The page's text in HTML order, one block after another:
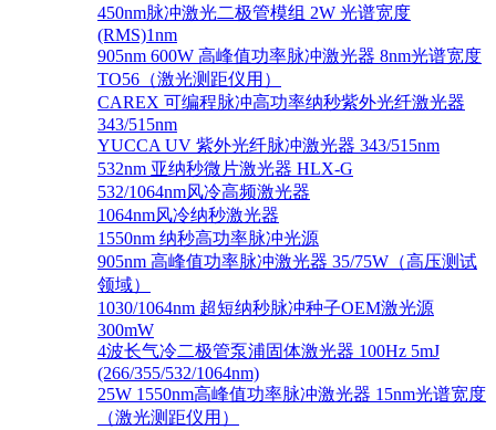
450nm脉冲激光二极管模组 2W 光谱宽度
(RMS)1nm
905nm 600W 高峰值功率脉冲激光器 8nm光谱宽度
TO56（激光测距仪用）
CAREX 可编程脉冲高功率纳秒紫外光纤激光器
343/515nm
YUCCA UV 紫外光纤脉冲激光器 343/515nm
532nm 亚纳秒微片激光器 HLX-G
532/1064nm风冷高频激光器
1064nm风冷纳秒激光器
1550nm 纳秒高功率脉冲光源
905nm 高峰值功率脉冲激光器 35/75W（高压测试
领域）
1030/1064nm 超短纳秒脉冲种子OEM激光源
300mW
4波长气冷二极管泵浦固体激光器 100Hz 5mJ
(266/355/532/1064nm)
25W 1550nm高峰值功率脉冲激光器 15nm光谱宽度
（激光测距仪用）